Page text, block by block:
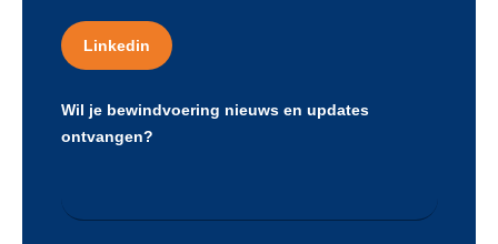
Linkedin
Wil je bewindvoering nieuws en updates
ontvangen?